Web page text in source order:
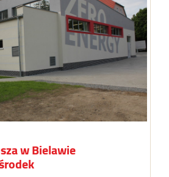
w Bielawie